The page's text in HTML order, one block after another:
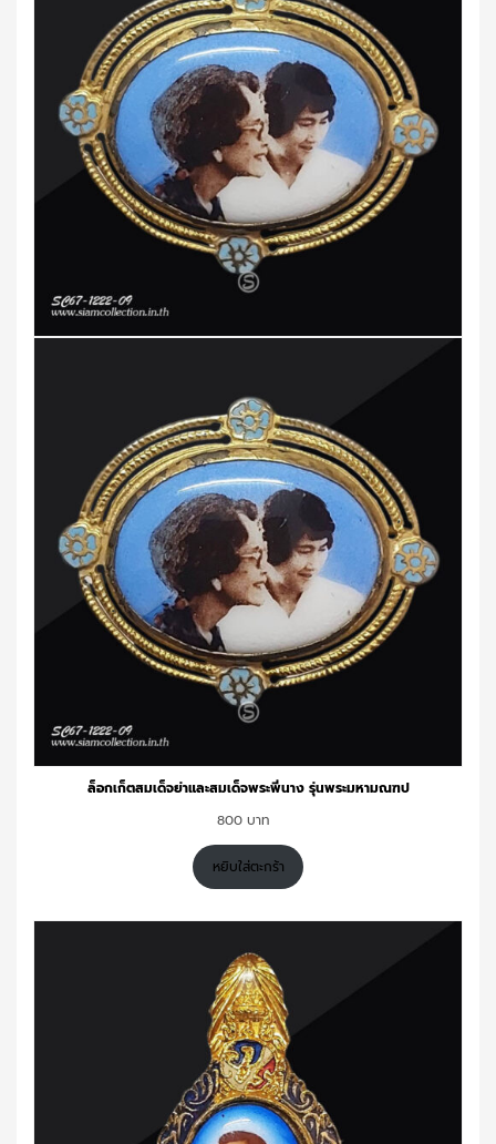
ล็อกเก็ตสมเด็จย่าและสมเด็จพระพี่นาง รุ่นพระมหามณฑป
800
หยิบใส่ตะกร้า